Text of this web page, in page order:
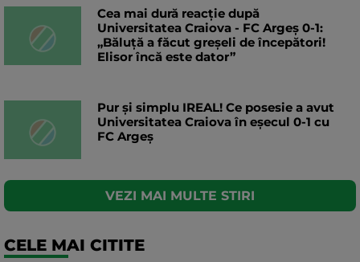
Cea mai dură reacție după
Universitatea Craiova - FC Argeș 0-1:
„Băluță a făcut greșeli de începători!
Elisor încă este dator”
Pur și simplu IREAL! Ce posesie a avut
Universitatea Craiova în eșecul 0-1 cu
FC Argeș
VEZI MAI MULTE STIRI
CELE MAI CITITE